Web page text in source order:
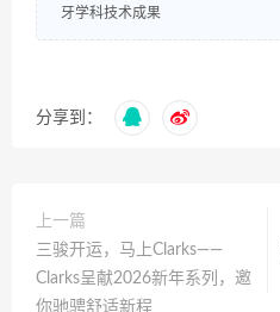
牙学科技术成果
分享到：
上一篇
三骏开运，马上Clarks——
Clarks呈献2026新年系列，邀
你驰骋舒适新程